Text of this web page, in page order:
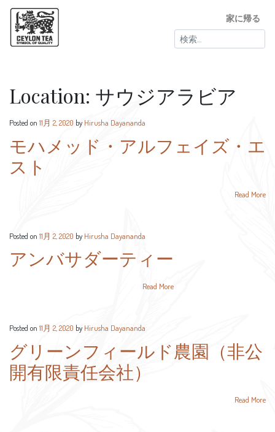
検
索:
家に帰る
Location: サウジアラビア
Posted on 11月 2, 2020 by Hirusha Dayananda
モハメッド・アルフェイズ・エ
スト
Read More
Posted on 11月 2, 2020 by Hirusha Dayananda
アンバサダーティー
Read More
Posted on 11月 2, 2020 by Hirusha Dayananda
グリーンフィールド農園（非公
開有限責任会社）
Read More